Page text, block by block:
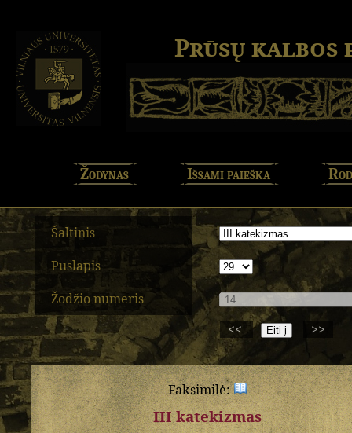
Prūsų kalbos
Žodynas Išsami paieška
Šaltinis
Puslapis
Žodžio numeris
<<
>>
Faksimilė:
III katekizmas